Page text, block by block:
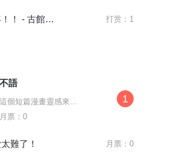
排球少年！！ - 古館春一 打赏：1
不語
這個短篇漫畫靈感來...
月票：0
1
難了！ 月票：0